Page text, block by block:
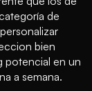
de
bien
potencial en un
a semana.